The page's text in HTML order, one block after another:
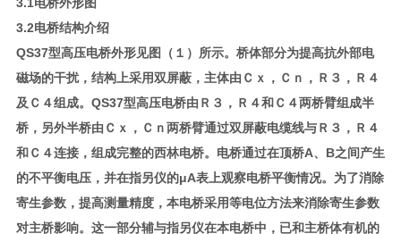
3.2电桥结构介绍
QS37型高压电桥外形见图（１）所示。桥体部分为提高抗外部电
磁场的干扰，结构上采用双屏蔽，主体由Ｃｘ，Ｃｎ，Ｒ３，Ｒ４
及Ｃ４组成。QS37型高压电桥由Ｒ３，Ｒ４和Ｃ４两桥臂组成半
桥，另外半桥由Ｃｘ，Ｃｎ两桥臂通过双屏蔽电缆线与Ｒ３，Ｒ４
和Ｃ４连接，组成完整的西林电桥。电桥通过在顶桥A、B之间产生
的不平衡电压，并在指另仪的μA表上观察电桥平衡情况。为了消除
寄生参数，提高测量精度，本电桥采用等电位方法来消除寄生参数
对主桥影响。这一部分辅与指另仪在本电桥中，已和主桥体有机的